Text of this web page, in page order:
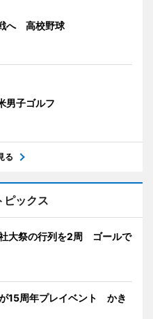
へ 高校野球
男子ゴルフ
る
ピックス
大祭の行列を2周 ゴールで
15周年プレイベント かき